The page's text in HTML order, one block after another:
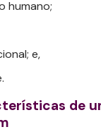
humano;
e,
de